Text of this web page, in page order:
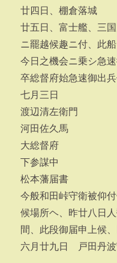
廿四日、棚倉落城
廿五日、富士艦、三
ニ罷越候趣ニ付、此
今日之機会ニ乗シ急
卒総督府始急速御出
七月三日
渡辺清左衛門
河田佐久馬
大総督府
下参謀中
松本藩届書
今般和田峠守衛被仰
候場所ヘ、昨廿八日
間、此段御届申上候
六月廿九日 戸田丹